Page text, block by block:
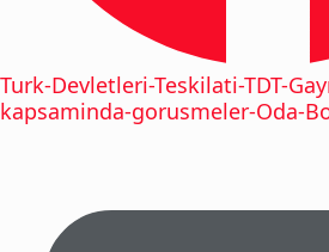
Turk-Devletleri-Teskilati-TDT-
kapsaminda-gorusmeler-Oda-